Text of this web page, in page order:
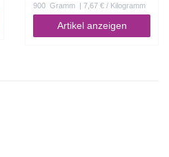
900 Gramm | 7,67 € / Kilogramm
Artikel anzeigen